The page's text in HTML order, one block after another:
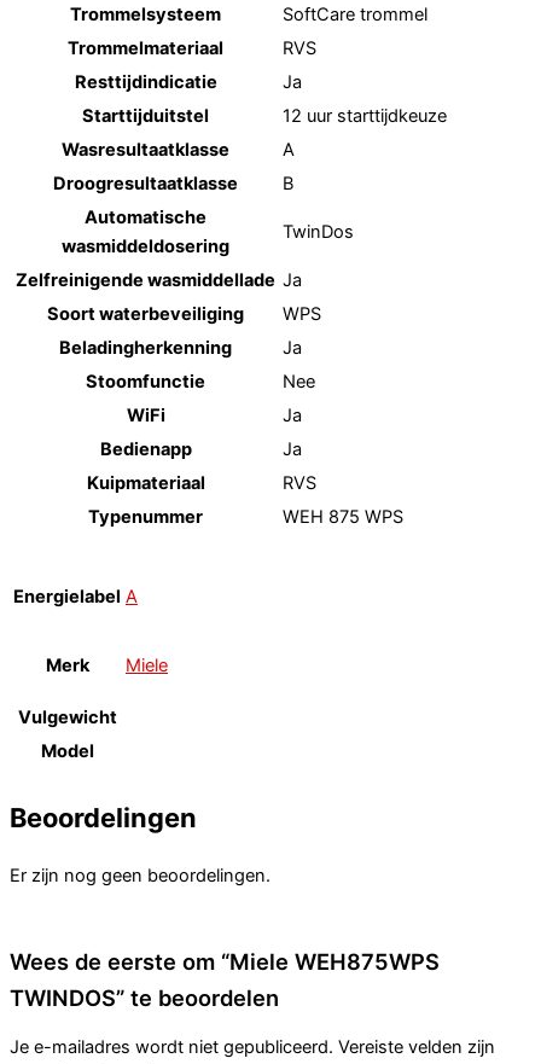
Trommelsysteem
SoftCare trommel
Trommelmateriaal
RVS
Resttijdindicatie
Ja
Starttijduitstel
12 uur starttijdkeuze
Wasresultaatklasse
A
Droogresultaatklasse
B
Automatische
wasmiddeldosering
TwinDos
Zelfreinigende wasmiddellade Ja
Soort waterbeveiliging
WPS
Beladingherkenning
Ja
Stoomfunctie
Nee
WiFi
Ja
Bedienapp
Ja
Kuipmateriaal
RVS
Typenummer
WEH 875 WPS
Energielabel A
Merk Miele
Vulgewicht
Model
Beoordelingen
Er zijn nog geen beoordelingen.
Wees de eerste om “Miele WEH875WPS
TWINDOS” te beoordelen
Je e-mailadres wordt niet gepubliceerd. Vereiste velden zijn